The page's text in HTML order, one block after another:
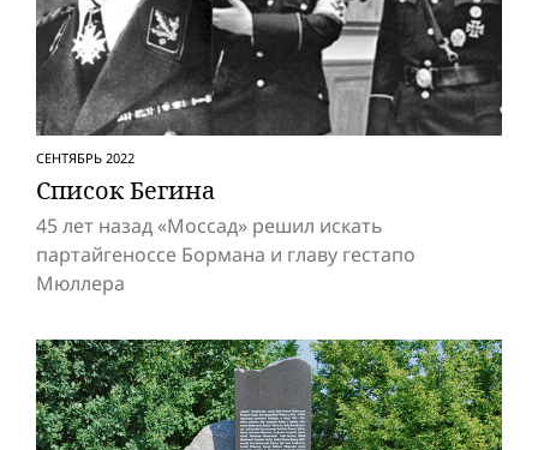
СЕНТЯБРЬ 2022
Список Бегина
45 лет назад «Моссад» решил искать
партайгеноссе Бормана и главу гестапо
Мюллера